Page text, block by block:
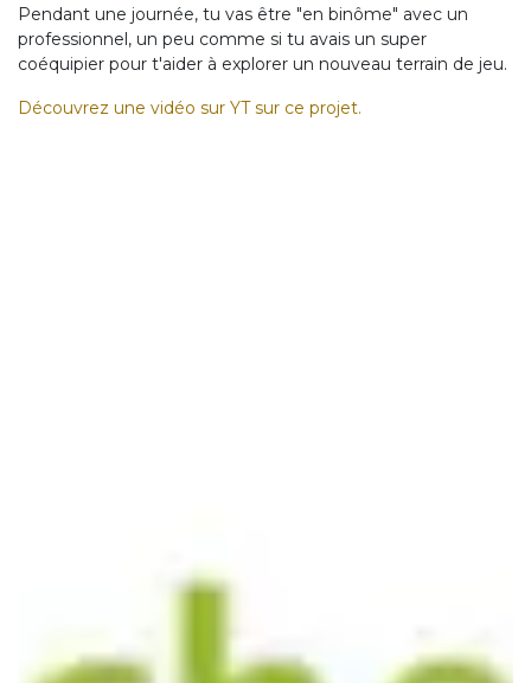
Pendant une journée, tu vas être "en binôme" avec un
professionnel, un peu comme si tu avais un super
coéquipier pour t'aider à explorer un nouveau terrain de jeu.
Découvrez une vidéo sur YT sur ce projet.